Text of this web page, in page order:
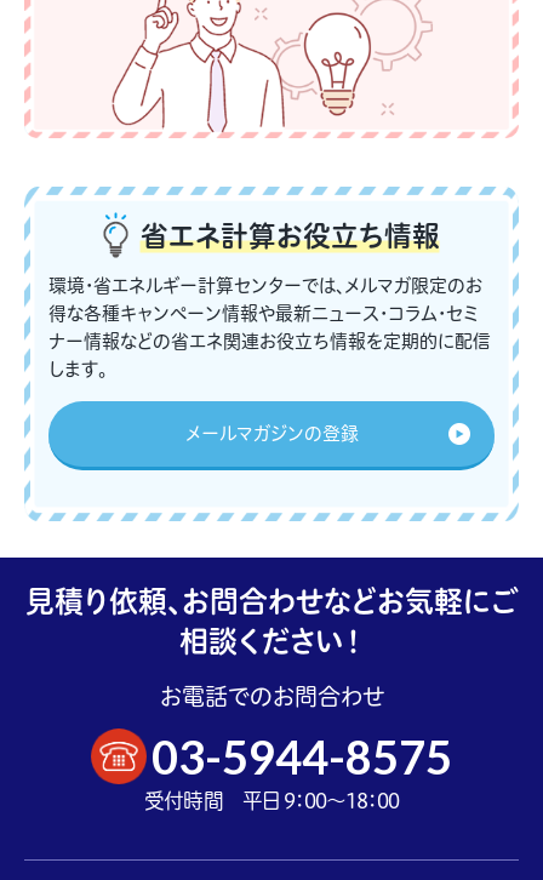
省エネ計算お役立ち情報
環境・省エネルギー計算センターでは、メルマガ限定のお
得な各種キャンペーン情報や最新ニュース・コラム・セミ
ナー情報などの省エネ関連お役立ち情報を定期的に配信
します。
メールマガジンの登録
見積り依頼、お問合わせなどお気軽にご
相談ください！
お電話でのお問合わせ
03-5944-8575
受付時間 平日 9：00～18：00